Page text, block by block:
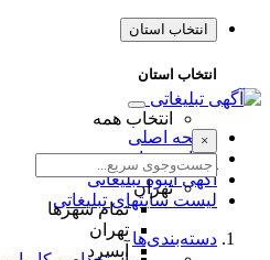
انتخاب استان
انتخاب استان
انتخاب همه
×
تهران
تمام شهر‌ها
تهران
آبسرد
صفحه اصلی
طراحی سایت
آگهی انبوه تبلیغاتی
لیست سایتهای تبلیغاتی
دسته‌بندی‌ها